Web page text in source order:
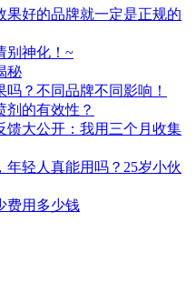
果好的品牌就一定是正规的
别神化！~
秘
？不同品牌不同影响！
剂的有效性？
馈大公开：我用三个月收集
轻人真能用吗？25岁小伙
费用多少钱